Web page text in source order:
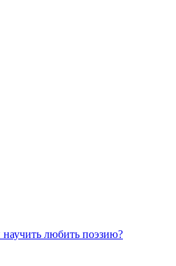
любить поэзию?